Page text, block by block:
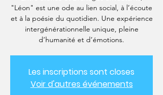
"Léon" est une ode au lien social, à l’écoute
et à la poésie du quotidien. Une expérience
intergénérationnelle unique, pleine
d’humanité et d’émotions.
Les inscriptions sont closes
Voir d'autres événements